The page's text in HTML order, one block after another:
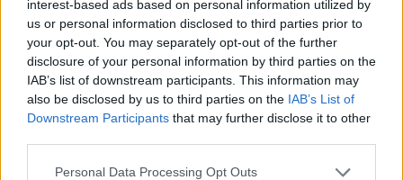
interest-based ads based on personal information utilized by
us or personal information disclosed to third parties prior to
your opt-out. You may separately opt-out of the further
disclosure of your personal information by third parties on the
IAB’s list of downstream participants. This information may
also be disclosed by us to third parties on the IAB’s List of
Downstream Participants that may further disclose it to other
Personal Data Processing Opt Outs